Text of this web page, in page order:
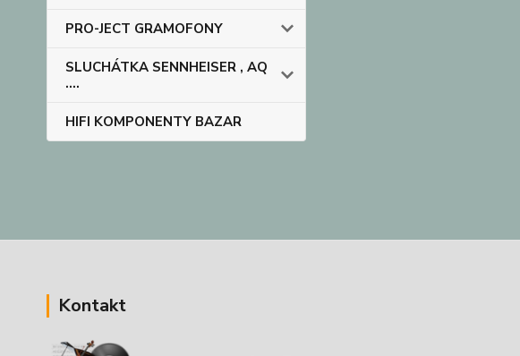
PRO-JECT GRAMOFONY
SLUCHÁTKA SENNHEISER , AQ
....
HIFI KOMPONENTY BAZAR
Kontakt